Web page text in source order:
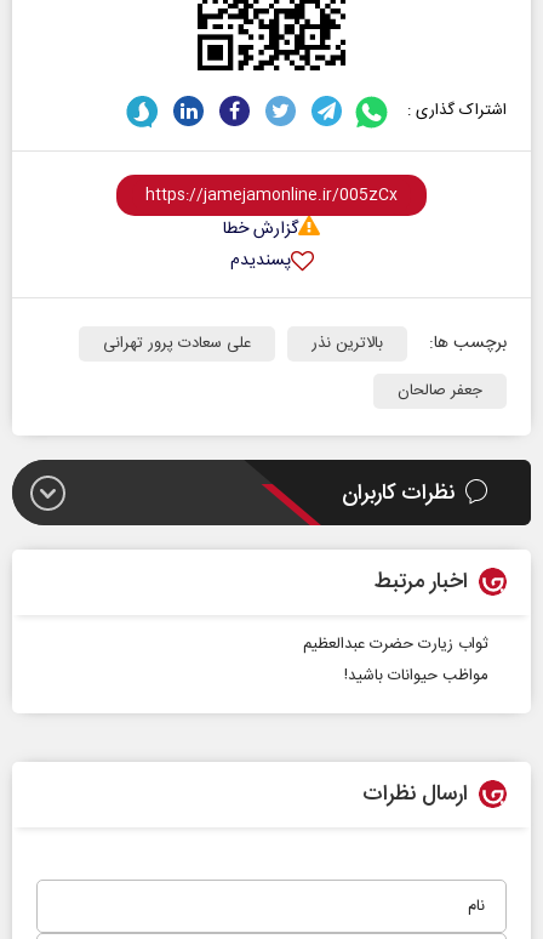
اشتراک گذاری :
گزارش خطا
پسندیدم
برچسب ها: بالاترین نذر
علی سعادت پرور تهرانی
جعفر صالحان
نظرات کاربران
اخبار مرتبط
ثواب زیارت حضرت عبدالعظیم
مواظب حیوانات باشید!
ارسال نظرات